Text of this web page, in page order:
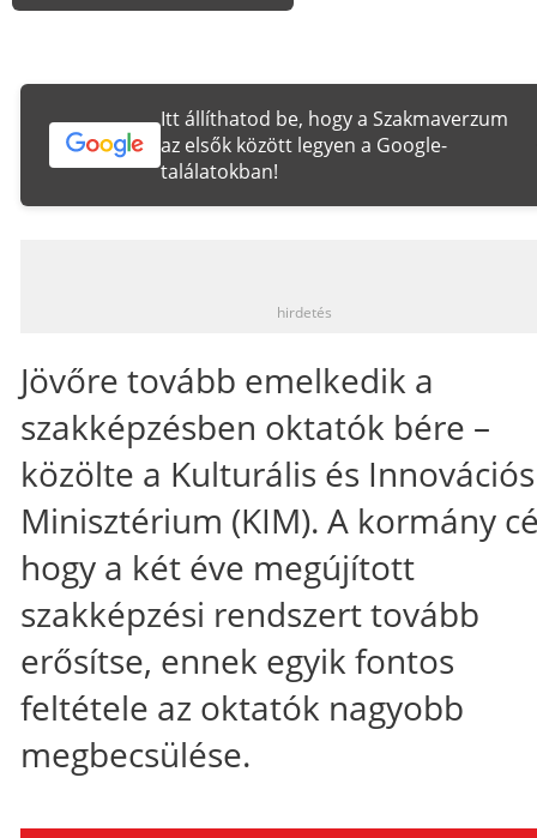
Itt állíthatod be, hogy a Szakmaverzum
az elsők között legyen a Google-
találatokban!
hirdetés
Jövőre tovább emelkedik a
szakképzésben oktatók bére –
közölte a Kulturális és Innovációs
Minisztérium (KIM). A kormány
hogy a két éve megújított
szakképzési rendszert tovább
erősítse, ennek egyik fontos
feltétele az oktatók nagyobb
megbecsülése.